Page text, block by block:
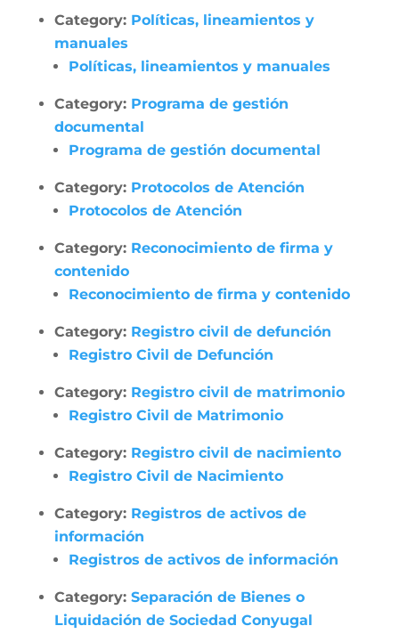
Category: Políticas, lineamientos y
manuales
Políticas, lineamientos y manuales
Category: Programa de gestión
documental
Programa de gestión documental
Category: Protocolos de Atención
Protocolos de Atención
Category: Reconocimiento de firma y
contenido
Reconocimiento de firma y contenido
Category: Registro civil de defunción
Registro Civil de Defunción
Category: Registro civil de matrimonio
Registro Civil de Matrimonio
Category: Registro civil de nacimiento
Registro Civil de Nacimiento
Category: Registros de activos de
información
Registros de activos de información
Category: Separación de Bienes o
Liquidación de Sociedad Conyugal